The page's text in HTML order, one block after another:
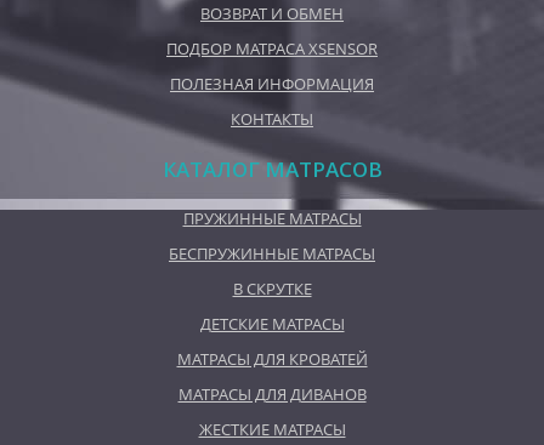
ВОЗВРАТ И ОБМЕН
ПОДБОР МАТРАСА XSENSOR
ПОЛЕЗНАЯ ИНФОРМАЦИЯ
КОНТАКТЫ
КАТАЛОГ МАТРАСОВ
ПРУЖИННЫЕ МАТРАСЫ
БЕСПРУЖИННЫЕ МАТРАСЫ
В СКРУТКЕ
ДЕТСКИЕ МАТРАСЫ
МАТРАСЫ ДЛЯ КРОВАТЕЙ
МАТРАСЫ ДЛЯ ДИВАНОВ
ЖЕСТКИЕ МАТРАСЫ